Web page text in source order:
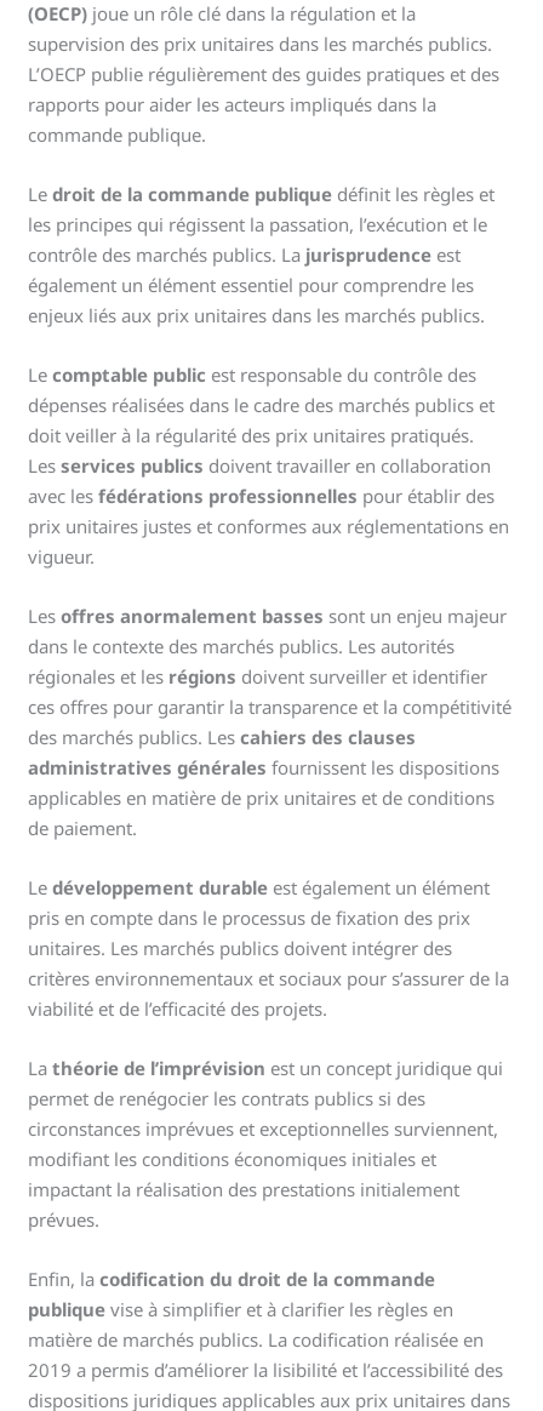
(OECP) joue un rôle clé dans la régulation et la
supervision des prix unitaires dans les marchés publics.
L’OECP publie régulièrement des guides pratiques et des
rapports pour aider les acteurs impliqués dans la
commande publique.
Ledroit de la commande publique définit les règles et
les principes qui régissent la passation, l’exécution et le
contrôle des marchés publics. La jurisprudence est
également un élément essentiel pour comprendre les
enjeux liés aux prix unitaires dans les marchés publics.
Lecomptable public est responsable du contrôle des
dépenses réalisées dans le cadre des marchés publics et
doit veiller à la régularité des prix unitaires pratiqués.
Lesservices publics doivent travailler en collaboration
avec lesfédérations professionnelles pour établir des
prix unitaires justes et conformes aux réglementations en
vigueur.
Lesoffres anormalement basses sont un enjeu majeur
dans le contexte des marchés publics. Les autorités
régionales et les régions doivent surveiller et identifier
ces offres pour garantir la transparence et la compétitivité
des marchés publics. Lescahiers des clauses
administratives générales fournissent les dispositions
applicables en matière de prix unitaires et de conditions
de paiement.
Ledéveloppement durable est également un élément
pris en compte dans le processus de fixation des prix
unitaires. Les marchés publics doivent intégrer des
critères environnementaux et sociaux pour s’assurer de la
viabilité et de l’efficacité des projets.
Lathéorie de l’imprévision est un concept juridique qui
permet de renégocier les contrats publics si des
circonstances imprévues et exceptionnelles surviennent,
modifiant les conditions économiques initiales et
impactant la réalisation des prestations initialement
prévues.
Enfin, lacodification du droit de la commande
publique vise à simplifier et à clarifier les règles en
matière de marchés publics. La codification réalisée en
2019 a permis d’améliorer la lisibilité et l’accessibilité des
dispositions juridiques applicables aux prix unitaires dans